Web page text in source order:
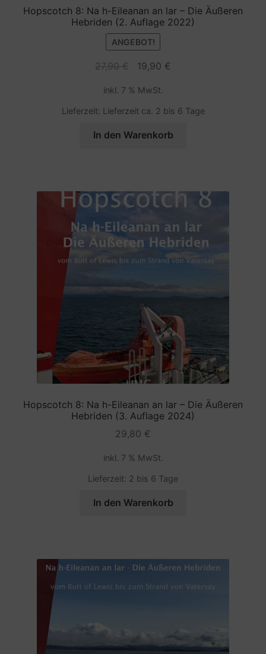
Widerrufsbelehrung
Die Wetterstation
Datenschutz
Hopscotch 8: Na h-Eileanan an lar – Die Äußeren
Hebriden (2. Auflage 2022)
ANGEBOT!
27,90€
Ursprünglicher
war:
27,90 €
19,90 €
19,90 €.
inkl. 7 % MwSt.
Lieferzeit: Lieferzeit ca. 2 bis 6 Tage
In den Warenkorb
Hopscotch 8: Na h-Eileanan an lar – Die Äußeren
Hebriden (3. Auflage 2024)
29,80 €
inkl. 7 % MwSt.
Lieferzeit: 2 bis 6 Tage
In den Warenkorb